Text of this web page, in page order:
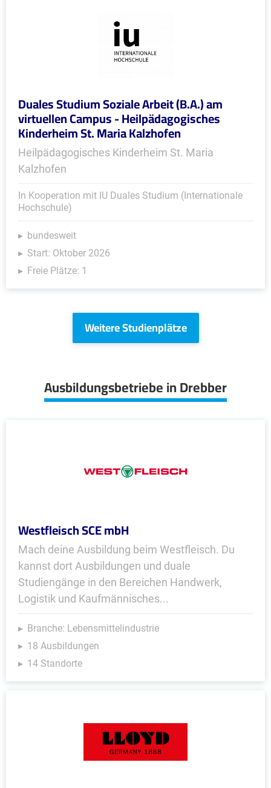
Duales Studium Soziale Arbeit (B.A.) am
virtuellen Campus - Heilpädagogisches
Kinderheim St. Maria Kalzhofen
Heilpädagogisches Kinderheim St. Maria
Kalzhofen
In Kooperation mit IU Duales Studium (Internationale
Hochschule)
bundesweit
Start: Oktober 2026
Freie Plätze: 1
Weitere Studienplätze
Ausbildungsbetriebe in Drebber
Westfleisch SCE mbH
Mach deine Ausbildung beim Westfleisch. Du
kannst dort Ausbildungen und duale
Studiengänge in den Bereichen Handwerk,
Logistik und Kaufmännisches...
Branche: Lebensmittelindustrie
18 Ausbildungen
14 Standorte